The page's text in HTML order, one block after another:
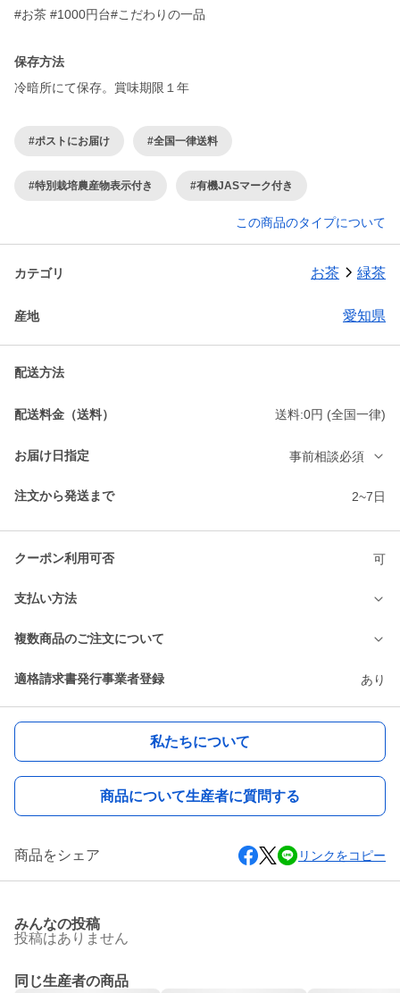
#お茶 #1000円台#こだわりの一品
保存方法
冷暗所にて保存。賞味期限１年
#ポストにお届け #全国一律送料
#特別栽培農産物表示付き #有機JASマーク付き
この商品のタイプについて
カテゴリ お茶 緑茶
産地 愛知県
配送方法
配送料金（送料） 送料:0円 (全国一律)
お届け日指定 事前相談必須
注文から発送まで 2~7日
クーポン利用可否 可
支払い方法
複数商品のご注文について
適格請求書発行事業者登録 あり
私たちについて
商品について生産者に質問する
商品をシェア リンクをコピー
みんなの投稿
投稿はありません
同じ生産者の商品